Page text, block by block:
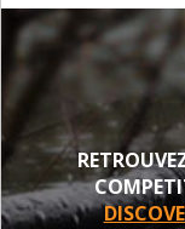
RETROUVEZ